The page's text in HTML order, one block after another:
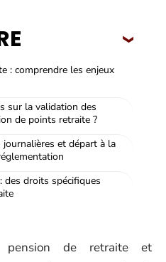
: comprendre les enjeux
sur la validation des
de points retraite ?
et départ à la
des droits spécifiques
pension de retraite et